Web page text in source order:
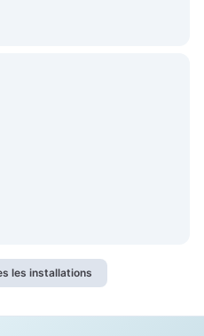
les installations